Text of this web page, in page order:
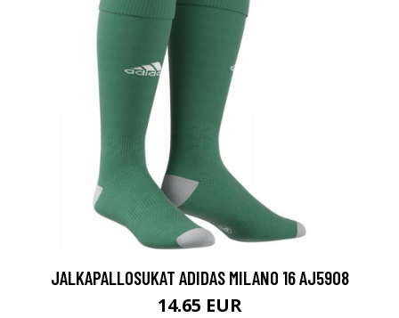
JALKAPALLOSUKAT ADIDAS MILANO 16 AJ5908
14.65 EUR